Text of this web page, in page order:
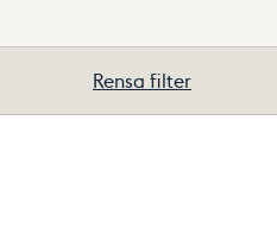
Rensa filter